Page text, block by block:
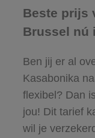
Beste prijs
Brussel nú
Ben jij er al
Kasabonika
flexibel? Dan
jou! Dit tarief
wil je